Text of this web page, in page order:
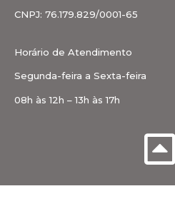
CNPJ: 76.179.829/0001-65
Horário de Atendimento
Segunda-feira a Sexta-feira
08h às 12h – 13h às 17h